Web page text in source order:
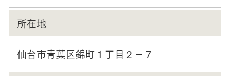
所在地
仙台市青葉区錦町１丁目２－７